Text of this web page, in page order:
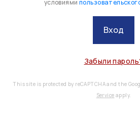
условиями
Вход
Забыли
This site is protected by reCAPTCHA and the
Service apply.